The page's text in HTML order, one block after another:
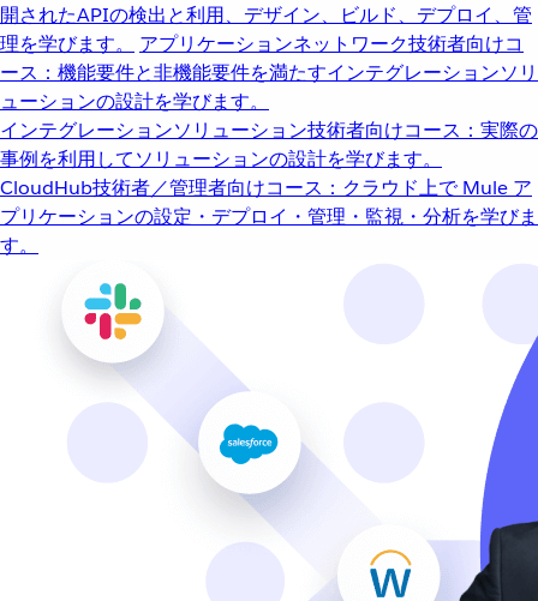
開されたAPIの検出と利用、デザイン、ビルド、デプロイ、管
理を学びます。
アプリケーションネットワーク技術者向けコ
ース：機能要件と非機能要件を満たすインテグレーションソリ
ューションの設計を学びます。
インテグレーションソリューション技術者向けコース：実際の
事例を利用してソリューションの設計を学びます。
CloudHub技術者／管理者向けコース：クラウド上で Mule ア
プリケーションの設定・デプロイ・管理・監視・分析を学びま
す。